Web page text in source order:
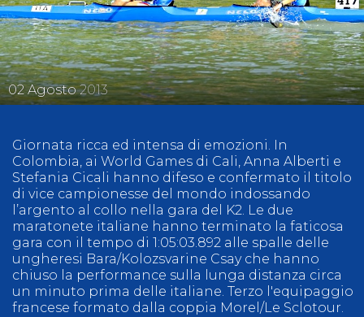
02Agosto2013
Giornata ricca ed intensa di emozioni. In
Colombia, ai World Games di Cali, Anna Alberti e
Stefania Cicali hanno difeso e confermato il titolo
di vice campionesse del mondo indossando
l’argento al collo nella gara del K2. Le due
maratonete italiane hanno terminato la faticosa
gara con il tempo di 1:05:03.892 alle spalle delle
ungheresi Bara/Kolozsvarine Csay che hanno
chiuso la performance sulla lunga distanza circa
un minuto prima delle italiane. Terzo l'equipaggio
francese formato dalla coppia Morel/Le Sclotour.